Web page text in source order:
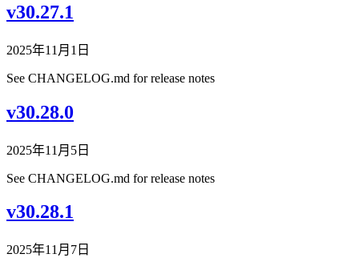
v30.27.1
2025年11月1日
See CHANGELOG.md for release notes
v30.28.0
2025年11月5日
See CHANGELOG.md for release notes
v30.28.1
2025年11月7日